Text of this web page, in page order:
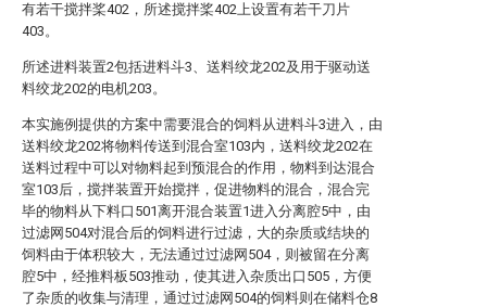
有若干搅拌桨402，所述搅拌桨402上设置有若干刀片
403。
所述进料装置2包括进料斗3、送料绞龙202及用于驱动送
料绞龙202的电机203。
本实施例提供的方案中需要混合的饲料从进料斗3进入，由
送料绞龙202将物料传送到混合室103内，送料绞龙202在
送料过程中可以对物料起到预混合的作用，物料到达混合
室103后，搅拌装置开始搅拌，促进物料的混合，混合完
毕的物料从下料口501离开混合装置1进入分离腔5中，由
过滤网504对混合后的饲料进行过滤，大的杂质或结块的
饲料由于体积较大，无法通过过滤网504，则被留在分离
腔5中，经推料板503推动，使其进入杂质出口505，方便
了杂质的收集与清理，通过过滤网504的饲料则在储料仓8